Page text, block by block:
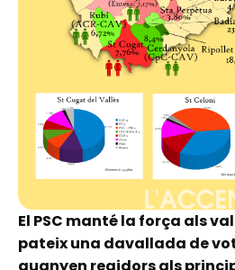
El PSC manté la força als
pateix una davallada de